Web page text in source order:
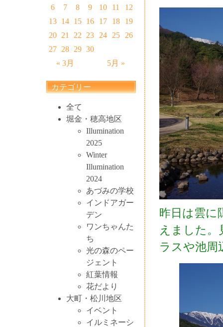
« 3月 5月 »
6
7 8 9 10 11
12
13 14 15 16 17 18
19
20 21 22 23 24 25
26
27 28 29 30
カテゴリー
全て
堀金・穂高地区
Illumination
2025
Winter
Illumination
2024
あづみの学校
インドアガー
デン
ワンちゃんた
ち
光の森のペー
ジェント
紅葉情報
花だより
大町・松川地区
イベント
イルミネーシ
昨日は雲に
えました
ラスや池周